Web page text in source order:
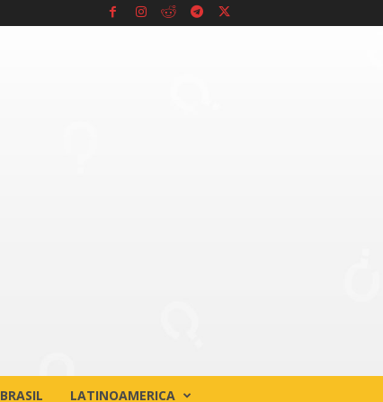
BRASIL LATINOAMERICA